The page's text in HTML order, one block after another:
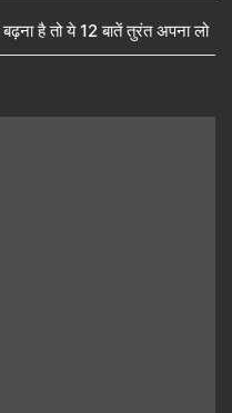
है तो ये 12 बातें तुरंत अपना लो